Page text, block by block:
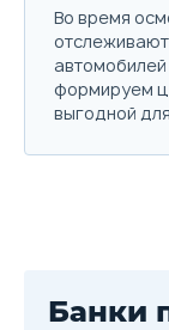
Во время
формируем
выгодной
Банки